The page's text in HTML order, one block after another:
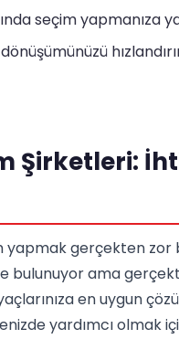
seçim yapmanıza
Şirketleri:
yapmak gerçekten zor
bulunuyor ama
en uygun
yardımcı olmak